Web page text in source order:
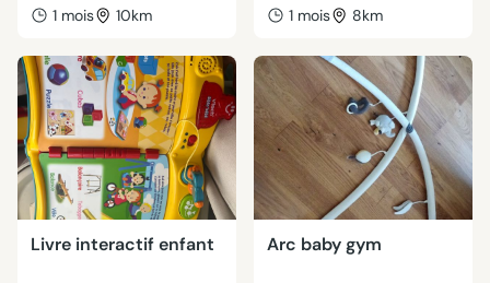
1 mois 10km 1 mois 8km
Livre interactif enfant Arc baby gym